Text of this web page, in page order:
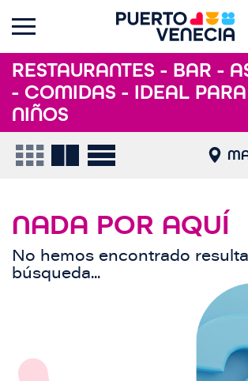
RESTAURANTES - BAR -
- COMIDAS - IDEAL
NIÑOS
NADA POR AQUÍ
No hemos encontrado
búsqueda...